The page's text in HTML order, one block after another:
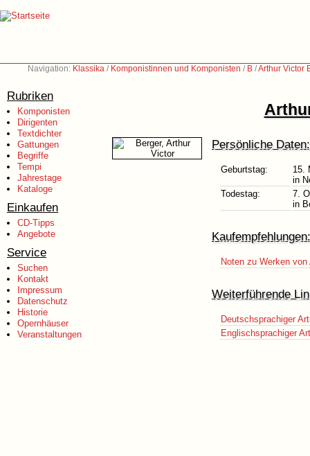
Navigation: Klassika / Komponistinnen und Komponisten / B /Arthur Victor
Rubriken
Komponisten
Dirigenten
Textdichter
Gattungen
Begriffe
Tempi
Jahrestage
Kataloge
Einkaufen
CD-Tipps
Angebote
Service
Suchen
Kontakt
Impressum
Datenschutz
Historie
Opernhäuser
Veranstaltungen
Persönliche Daten:
Geburtstag:
15.
in
Todestag:
7.
in
Kaufempfehlungen:
Noten zu Werken
Weiterführende
Deutschsprachiger
Englischsprachiger